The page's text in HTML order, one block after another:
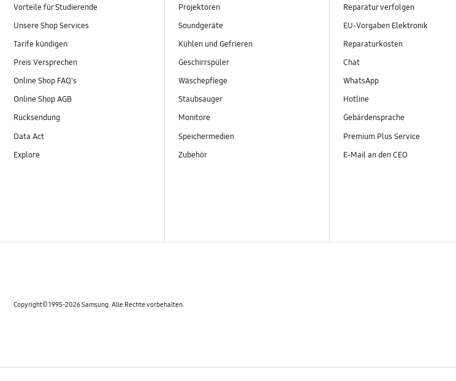
Vorteile für Studierende
Unsere Shop Services
Tarife kündigen
Preis Versprechen
Online Shop FAQ's
Online Shop AGB
Rücksendung
Data Act
Explore
Projektoren
Soundgeräte
Kühlen und Gefrieren
Geschirrspüler
Wäschepflege
Staubsauger
Monitore
Speichermedien
Zubehör
Reparatur verfolgen
EU-Vorgaben Elektronik
Reparaturkosten
Chat
WhatsApp
Hotline
Gebärdensprache
Premium Plus Service
E-Mail an den CEO
Copyright© 1995-2026 Samsung. Alle Rechte vorbehalten.